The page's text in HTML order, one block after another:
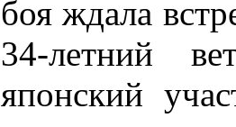
боя ждала
34-летний
японский